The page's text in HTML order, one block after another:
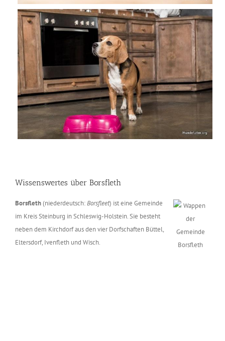
Wissenswertes über Borsfleth
Borsfleth(niederdeutsch:Borsfleet) ist eine Gemeinde
im Kreis Steinburg in Schleswig-Holstein. Sie besteht
neben dem Kirchdorf aus den vier Dorfschaften Büttel,
Eltersdorf, Ivenfleth und Wisch.